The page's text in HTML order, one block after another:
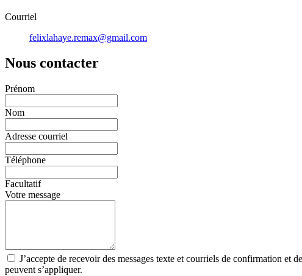
Courriel
felixlahaye.remax@gmail.com
Nous contacter
Prénom
Nom
Adresse courriel
Téléphone
Facultatif
Votre message
J’accepte de recevoir des messages texte et courriels de confirmation
peuvent s’appliquer.